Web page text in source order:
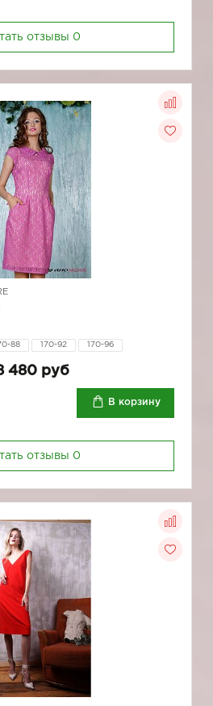
отзывы 0
88 170-92 170-96
480 руб
В корзину
отзывы 0